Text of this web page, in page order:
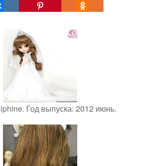
Год выпуска: 2012 июнь.